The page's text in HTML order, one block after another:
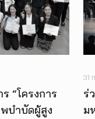
“โครงการ
บำบัดผู้สูง
31
ร่
ม